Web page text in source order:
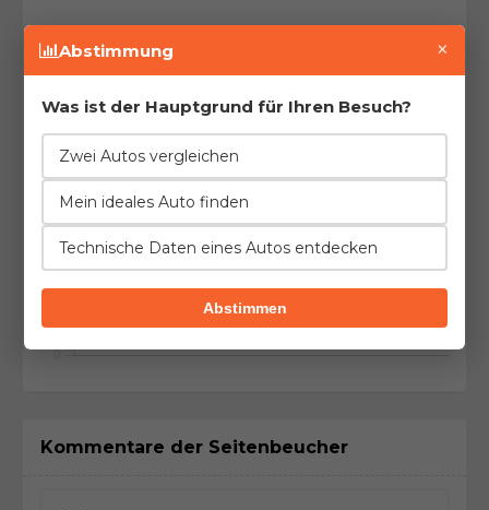
Verbrauch (letzte 10 Tankfüllungen)
Kommentare der Seitenbeucher
Abstimmung ×
Was ist der Hauptgrund für Ihren Besuch?
Zwei Autos vergleichen
Mein ideales Auto finden
Technische Daten eines Autos entdecken
Abstimmen